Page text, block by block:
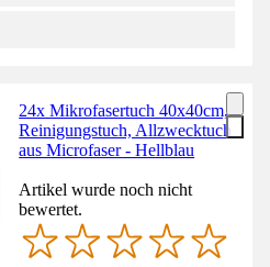
24x Mikrofasertuch 40x40cm,
Reinigungstuch, Allzwecktuch
aus Microfaser - Hellblau
Artikel wurde noch nicht
bewertet.